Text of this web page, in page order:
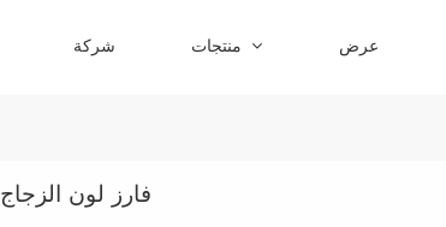
شركة عرض
فارز لون الزجاج